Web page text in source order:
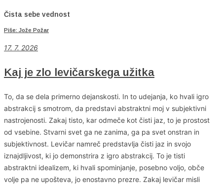
Čista sebe vednost
Piše: Jože Požar
17. 7. 2026
Kaj je zlo levičarskega užitka
To, da se dela primerno dejanskosti. In to udejanja, ko hvali igro
abstrakcij s smotrom, da predstavi abstraktni moj v subjektivni
nastrojenosti. Zakaj tisto, kar odmeče kot čisti jaz, to je prostost
od vsebine. Stvarni svet ga ne zanima, ga pa svet onstran in
subjektivnost. Levičar namreč predstavlja čisti jaz in svojo
iznajdljivost, ki jo demonstrira z igro abstrakcij. To je tisti
abstraktni idealizem, ki hvali spominjanje, posebno voljo, obče
volje pa ne upošteva, jo enostavno prezre. Zakaj levičar misli